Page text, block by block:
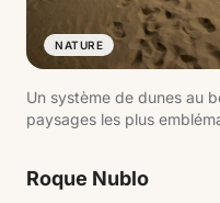
NATURE
Un système de dunes au
paysages les plus
Roque Nublo